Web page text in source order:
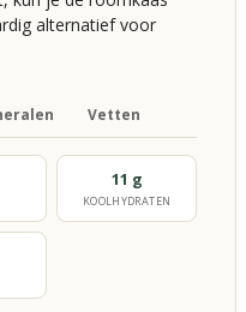
alternatief voor
Vetten
11 g
KOOLHYDRATEN